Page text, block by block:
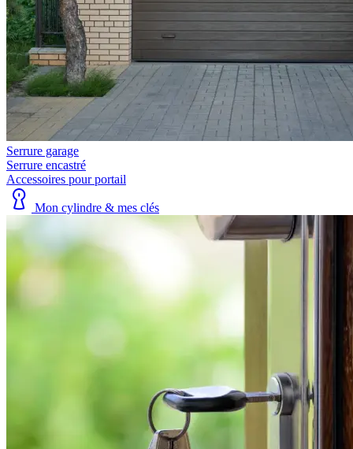
Serrure garage
Serrure encastré
Accessoires pour portail
Mon cylindre & mes clés